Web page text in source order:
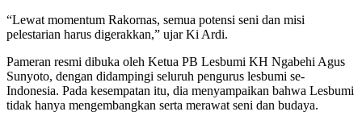
“Lewat momentum Rakornas, semua potensi seni dan misi
pelestarian harus digerakkan,” ujar Ki Ardi.
Pameran resmi dibuka oleh Ketua PB Lesbumi KH Ngabehi Agus
Sunyoto, dengan didampingi seluruh pengurus lesbumi se-
Indonesia. Pada kesempatan itu, dia menyampaikan bahwa Lesbumi
tidak hanya mengembangkan serta merawat seni dan budaya.